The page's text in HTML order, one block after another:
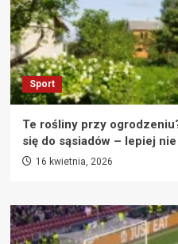
Sport
Te rośliny przy
się do sąsiadów – lepiej
16 kwietnia, 2026